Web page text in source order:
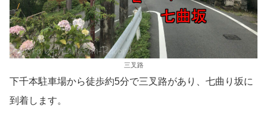
三叉路
下千本駐車場から徒歩約5分で三叉路があり、七曲り坂に
到着します。